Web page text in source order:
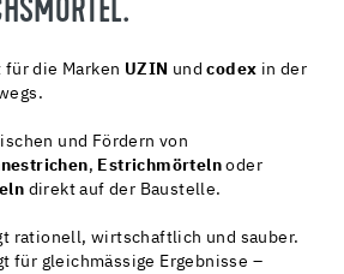
für die Marken UZIN undcodex in der
und Fördern von
, Estrichmörtelnoder
direkt auf der Baustelle.
rationell, wirtschaftlich und sauber.
für gleichmässige Ergebnisse –